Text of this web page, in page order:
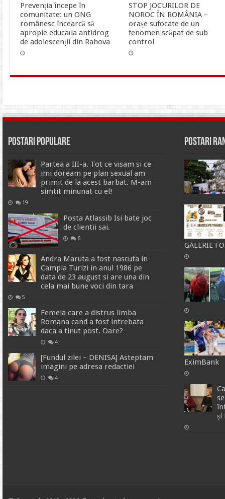
Prevenția începe în
comunitate: un ONG
românesc încearcă să
apropie educația antidrog
de adolescenții din Rahova
STOP JOCURILOR DE
NOROC ÎN ROMÂNIA –
orașe sufocate de un
fenomen scăpat de sub
control
Postari Populare
Partea a III-a. Tot ce visam si ce
imi doream pe plan sexual am
primit de la acest barbat. M-am
simtit minunat cu el!
19
Posta Atlassib Isi bate joc
de clientii sai.
6
Andra Maruta a fost nascuta in
Campia Turizi in anul 1986 pe
data de 23 august si are una din
cela mai bune voci din tara
5
Femeia care a distrus limba
Romana cand a fost intrebata
daca a tinut post. Oare?
4
[Fundul zilei – DENISA] Asteptam
imagini pe adresa redactiei
4
Postari
GALERIE
EximBank
și